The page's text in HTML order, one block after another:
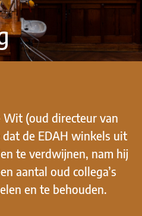
Wit (oud directeur van
dat de EDAH winkels uit
te verdwijnen, nam hij
aantal oud collega’s
en te behouden.